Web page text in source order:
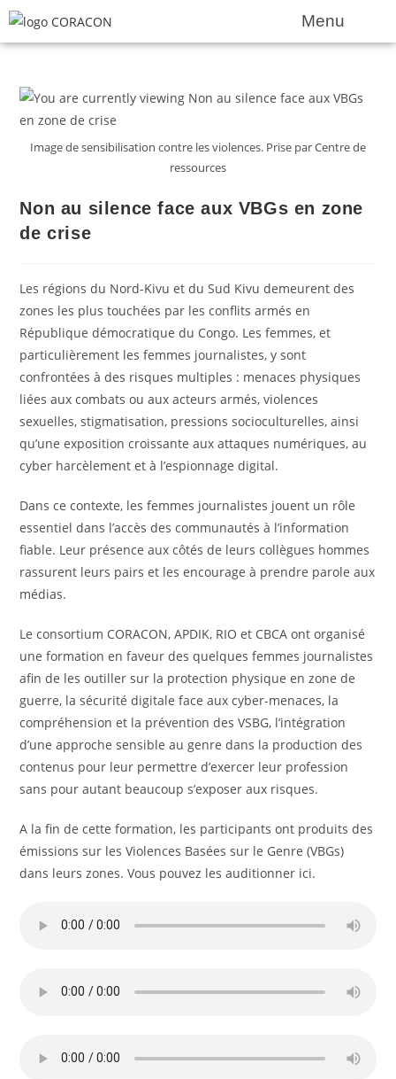
Menu
Image de sensibilisation contre les violences. Prise par Centre de
ressources
Non au silence face aux VBGs en zone
de crise
Les régions du Nord-Kivu et du Sud Kivu demeurent des
zones les plus touchées par les conflits armés en
République démocratique du Congo. Les femmes, et
particulièrement les femmes journalistes, y sont
confrontées à des risques multiples : menaces physiques
liées aux combats ou aux acteurs armés, violences
sexuelles, stigmatisation, pressions socioculturelles, ainsi
qu’une exposition croissante aux attaques numériques, au
cyber harcèlement et à l’espionnage digital.
Dans ce contexte, les femmes journalistes jouent un rôle
essentiel dans l’accès des communautés à l’information
fiable. Leur présence aux côtés de leurs collègues hommes
rassurent leurs pairs et les encourage à prendre parole aux
médias.
Le consortium CORACON, APDIK, RIO et CBCA ont organisé
une formation en faveur des quelques femmes journalistes
afin de les outiller sur la protection physique en zone de
guerre, la sécurité digitale face aux cyber-menaces, la
compréhension et la prévention des VSBG, l’intégration
d’une approche sensible au genre dans la production des
contenus pour leur permettre d’exercer leur profession
sans pour autant beaucoup s’exposer aux risques.
A la fin de cette formation, les participants ont produits des
émissions sur les Violences Basées sur le Genre (VBGs)
dans leurs zones. Vous pouvez les auditionner ici.